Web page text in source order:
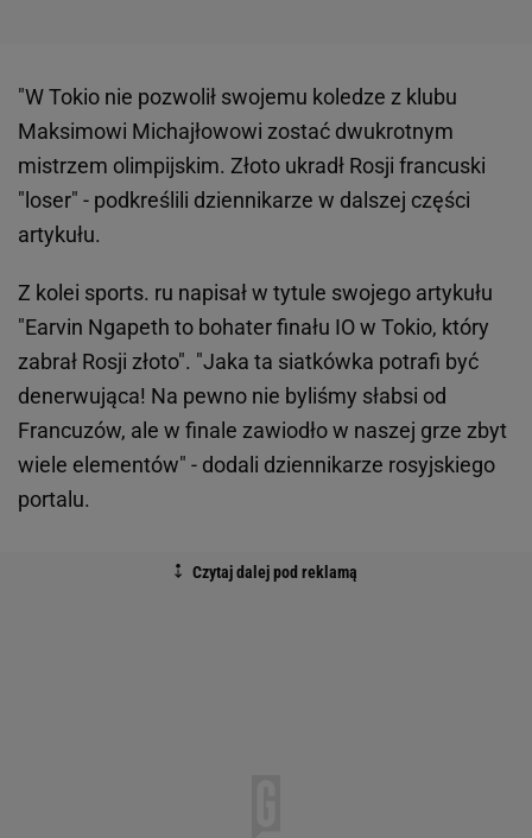
"W Tokio nie pozwolił swojemu koledze z klubu
Maksimowi Michajłowowi zostać dwukrotnym
mistrzem olimpijskim. Złoto ukradł Rosji francuski
"loser" - podkreślili dziennikarze w dalszej części
artykułu.
Z kolei sports. ru napisał w tytule swojego artykułu
"Earvin Ngapeth to bohater finału IO w Tokio, który
zabrał Rosji złoto". "Jaka ta siatkówka potrafi być
denerwująca! Na pewno nie byliśmy słabsi od
Francuzów, ale w finale zawiodło w naszej grze zbyt
wiele elementów" - dodali dziennikarze rosyjskiego
portalu.